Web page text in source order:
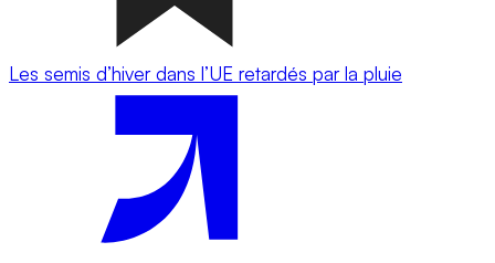
Les semis d’hiver dans l’UE retardés par la pluie